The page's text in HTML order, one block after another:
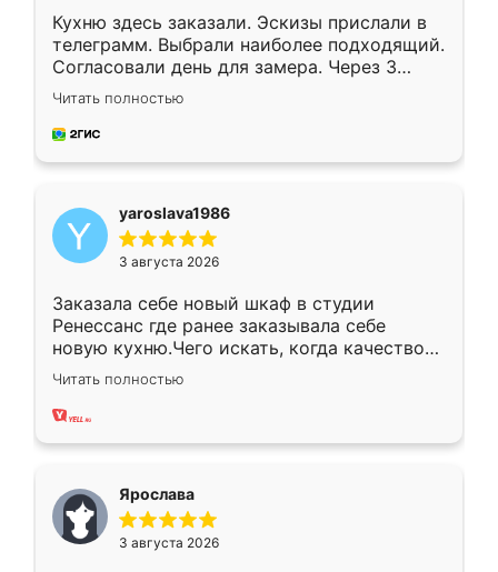
Кухню здесь заказали. Эскизы прислали в
телеграмм. Выбрали наиболее подходящий.
Согласовали день для замера. Через 3
недели кухня была уже готова. Остались
довольны работой. Спасибо Ренессанс
мебель за качественную работу!
Читать полностью
yaroslava1986
3 августа 2026
Заказала себе новый шкаф в студии
Ренессанс где ранее заказывала себе
новую кухню.Чего искать, когда качеством
вполне довольна. Служит кухня уже почти
два года, нареканий нет.
Читать полностью
Ярослава
3 августа 2026